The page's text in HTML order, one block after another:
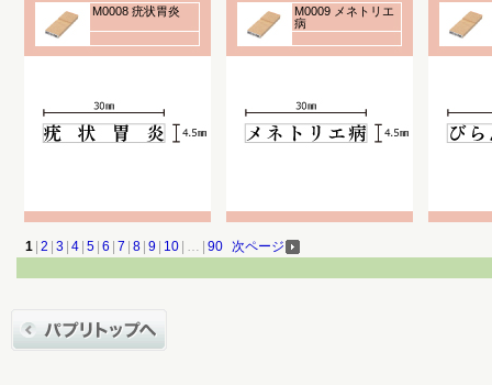
M0008 疣状胃炎
M0009 メネトリエ
病
1 2 3 4 5 6 7 8 9 10 … 90 次ページ